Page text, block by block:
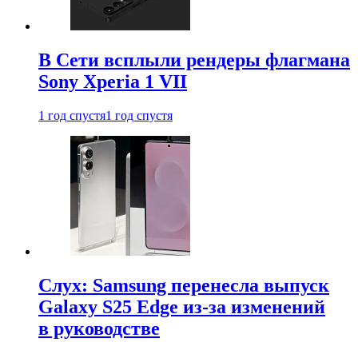
В Сети всплыли рендеры флагмана
Sony Xperia 1 VII
1 год спустя1 год спустя
Слух: Samsung перенесла выпуск
Galaxy S25 Edge из-за изменений
в руководстве